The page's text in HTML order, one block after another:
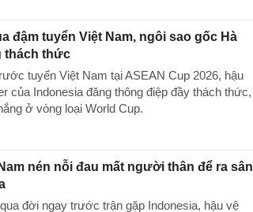
đậm tuyển Việt Nam, ngôi sao gốc Hà
thách thức
tuyển Việt Nam tại ASEAN Cup 2026, hậu
của Indonesia đăng thông điệp đầy thách thức,
ở vòng loại World Cup.
nén nỗi đau mất người thân để ra sân
đời ngay trước trận gặp Indonesia, hậu vệ